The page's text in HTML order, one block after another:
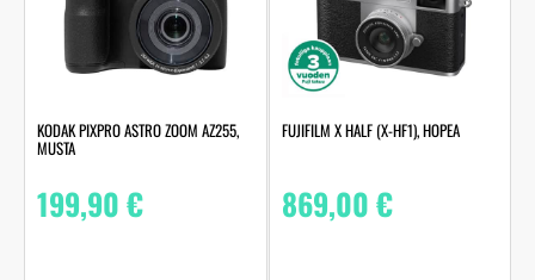
KODAK PIXPRO ASTRO ZOOM AZ255,
MUSTA
199,90€
FUJIFILM X HALF (X-HF1), HOPEA
869,00€